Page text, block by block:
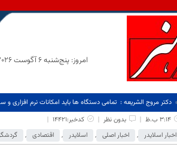
امروز: پنج‌شنبه 6 آگوست 2026
دکتر مروج الشریعه : تمامی دستگاه ها باید امکانات نرم
3:14 ب.ظ بدون نظر
کدخبر:14421
اخبار اسلایدر , اخبار اصلی , اسلایدر , اقتصادی ,